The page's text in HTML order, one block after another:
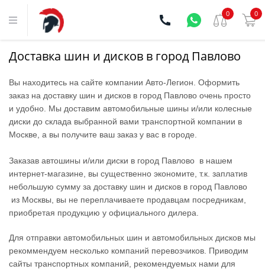
0 0
Доставка шин и дисков в город Павлово
Вы находитесь на сайте компании Aвто-Легион. Оформить
заказ на доставку шин и дисков в город Павлово очень просто
и удобно. Мы доставим автомобильные шины и/или колесные
диски до склада выбранной вами транспортной компании в
Москве, а вы получите ваш заказ у вас в городе.
Заказав автошины и/или диски в город Павлово в нашем
интернет-магазине, вы существенно экономите, т.к. заплатив
небольшую сумму за доставку шин и дисков в город Павлово
из Москвы, вы не переплачиваете продавцам посредникам,
приобретая продукцию у официального дилера.
Для отправки автомобильных шин и автомобильных дисков мы
рекоммендуем несколько компаний перевозчиков. Приводим
сайты транспортных компаний, рекомендуемых нами для